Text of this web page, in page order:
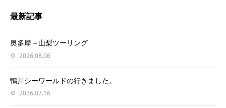
最新記事
奥多摩～山梨ツーリング
2026.08.06
鴨川シーワールドの行きました。
2026.07.16